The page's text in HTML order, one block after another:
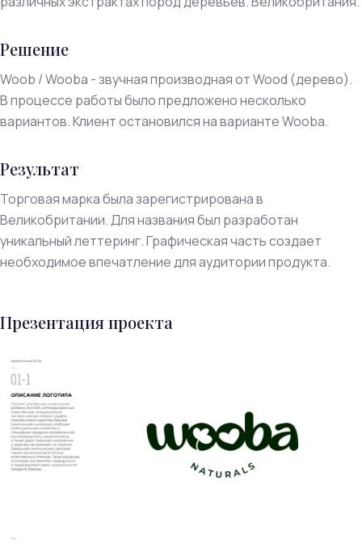
Решение
Woob / Wooba - звучная производная от Wood (дерево).
В процессе работы было предложено несколько
вариантов. Клиент остановился на варианте Wooba.
Результат
Торговая марка была зарегистрирована в
Великобритании. Для названия был разработан
уникальный леттеринг. Графическая часть создает
необходимое впечатление для аудитории продукта.
Презентация проекта